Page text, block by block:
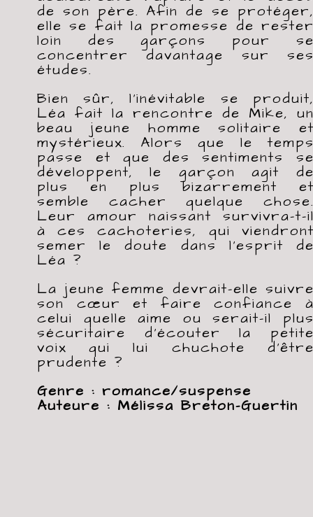
de son père. Afin de se
elle se fait la promesse de
loin des garçons pour
concentrer davantage sur
études.
Bien sûr, l'inévitable se
Léa fait la rencontre de Mike,
beau jeune homme solitaire
mystérieux. Alors que le
passe et que des sentiments
développent, le garçon agit
plus en plus bizarrement
semble cacher quelque
Leur amour naissant survivra-t-
à ces cachoteries, qui
semer le doute dans l'esprit
Léa ?
La jeune femme devrait-elle
son cœur et faire confiance
celui quelle aime ou serait-il
sécuritaire d'écouter la
voix qui lui chuchote
prudente ?
Genre : romance/suspense
Auteure : Mélissa Breton-Guertin